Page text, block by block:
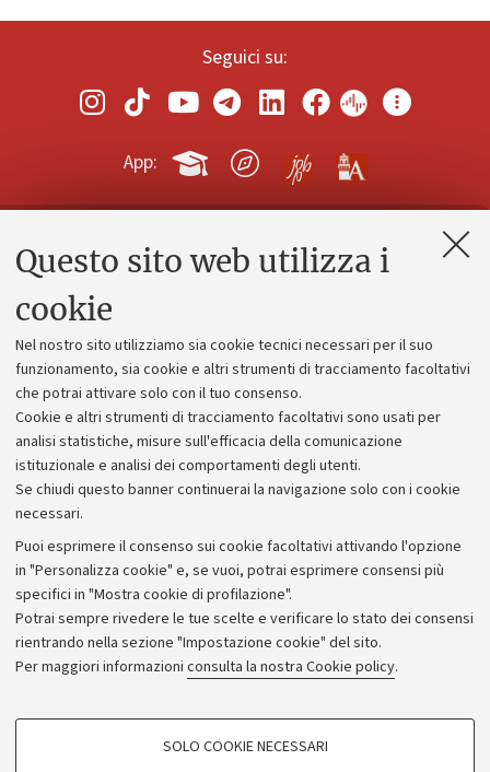
Questo sito web utilizza i
cookie
Nel nostro sito utilizziamo sia cookie tecnici necessari per il suo
funzionamento, sia cookie e altri strumenti di tracciamento facoltativi
che potrai attivare solo con il tuo consenso.
Cookie e altri strumenti di tracciamento facoltativi sono usati per
analisi statistiche, misure sull'efficacia della comunicazione
istituzionale e analisi dei comportamenti degli utenti.
Se chiudi questo banner continuerai la navigazione solo con i cookie
necessari.
Puoi esprimere il consenso sui cookie facoltativi attivando l'opzione
in "Personalizza cookie" e, se vuoi, potrai esprimere consensi più
specifici in "Mostra cookie di profilazione".
Potrai sempre rivedere le tue scelte e verificare lo stato dei consensi
rientrando nella sezione "Impostazione cookie" del sito.
Per maggiori informazioni consulta la nostra Cookie policy.
COOKIE DI PROFILAZIONE - FACOLTATIVI
SOLO COOKIE NECESSARI
Seguici su:
App:
Contatti e PEC
Alumni community
Piano strategico
Bilanci
Donazioni e 5x1000
Bandi, gare e concorsi
Albo online
Amministrazione trasparente
Atti di notifica
Informazioni sul sito e accessibilità
Dichiarazione di accessibilità
Privacy e note legali